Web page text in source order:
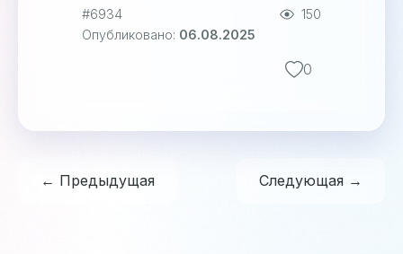
#6934
150
Опубликовано: 06.08.2025
0
← Предыдущая Следующая →